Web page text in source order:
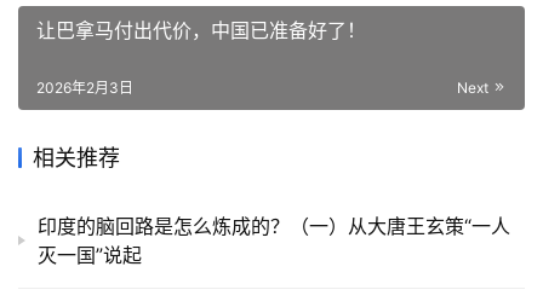
让巴拿马付出代价，中国已准备好了！
Next
2026年2月3日
相关推荐
印度的脑回路是怎么炼成的？（一）从大唐王玄策“一人
灭一国”说起